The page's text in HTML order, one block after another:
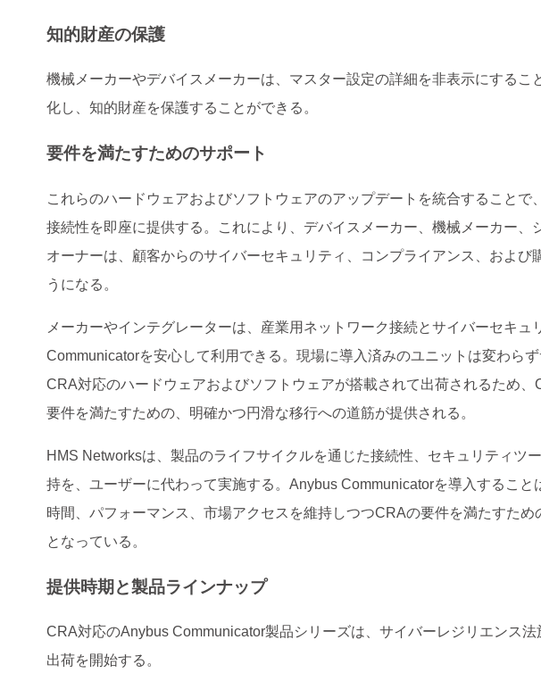
知的財産の保護
機械メーカーやデバイスメーカーは、マスター設定の詳細を非表示にするこ
化し、知的財産を保護することができる。
要件を満たすためのサポート
これらのハードウェアおよびソフトウェアのアップデートを統合すること
接続性を即座に提供する。これにより、デバイスメーカー、機械メーカー、
オーナーは、顧客からのサイバーセキュリティ、コンプライアンス、および
うになる。
メーカーやインテグレーターは、産業用ネットワーク接続とサイバーセキ
Communicatorを安心して利用できる。現場に導入済みのユニットは変わら
CRA対応のハードウェアおよびソフトウェアが搭載されて出荷されるため
要件を満たすための、明確かつ円滑な移行への道筋が提供される。
HMS Networksは、製品のライフサイクルを通じた接続性、セキュリティツ
持を、ユーザーに代わって実施する。Anybus Communicatorを導入するこ
時間、パフォーマンス、市場アクセスを維持しつつCRAの要件を満たすた
となっている。
提供時期と製品ラインナップ
CRA対応のAnybus Communicator製品シリーズは、サイバーレジリエンス
出荷を開始する。